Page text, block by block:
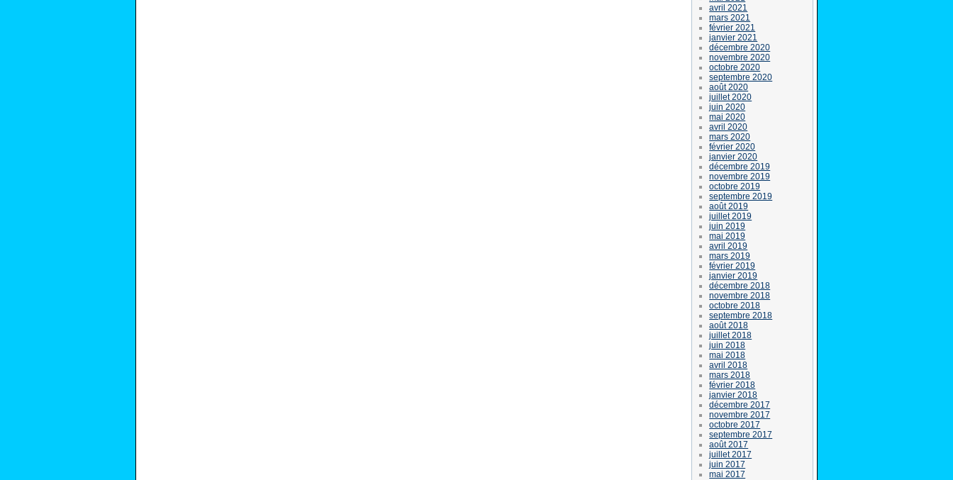
avril 2021
mars 2021
février 2021
janvier 2021
décembre 2020
novembre 2020
octobre 2020
septembre 2020
août 2020
juillet 2020
juin 2020
mai 2020
avril 2020
mars 2020
février 2020
janvier 2020
décembre 2019
novembre 2019
octobre 2019
septembre 2019
août 2019
juillet 2019
juin 2019
mai 2019
avril 2019
mars 2019
février 2019
janvier 2019
décembre 2018
novembre 2018
octobre 2018
septembre 2018
août 2018
juillet 2018
juin 2018
mai 2018
avril 2018
mars 2018
février 2018
janvier 2018
décembre 2017
novembre 2017
octobre 2017
septembre 2017
août 2017
juillet 2017
juin 2017
mai 2017